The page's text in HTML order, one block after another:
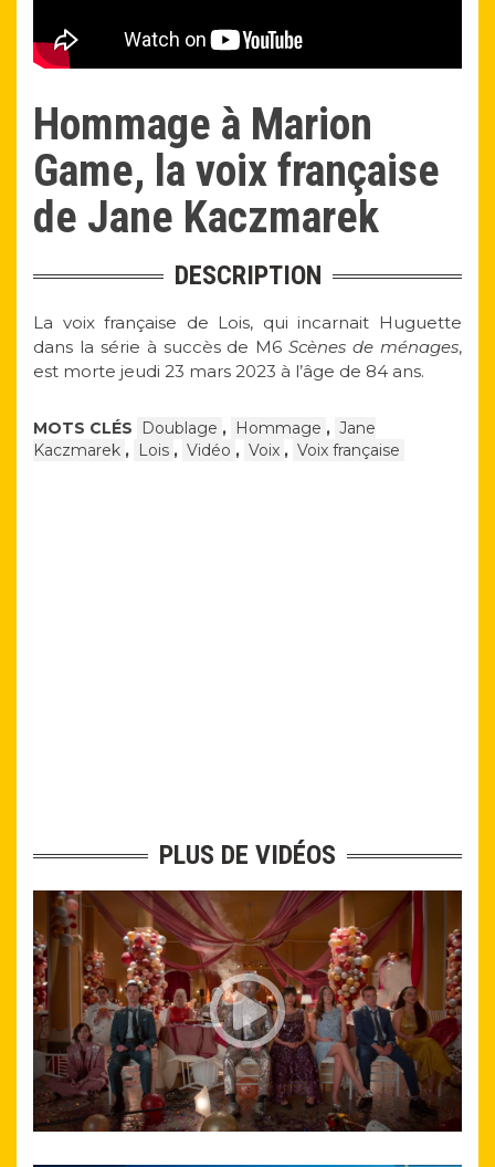
Hommage à Marion
Game, la voix française
de Jane Kaczmarek
DESCRIPTION
La voix française de Lois, qui incarnait Huguette
dans la série à succès de M6Scènes de ménages,
est morte jeudi 23 mars 2023 à l’âge de 84 ans.
MOTS CLÉS Doublage , Hommage , Jane
Kaczmarek , Lois , Vidéo , Voix , Voix française
PLUS DE VIDÉOS